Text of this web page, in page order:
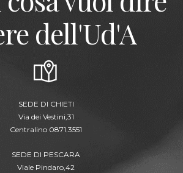
dell'Ud'A
SEDE DI CHIETI
Via dei Vestini,31
Centralino 0871.3551
SEDE DI PESCARA
Viale Pindaro,42